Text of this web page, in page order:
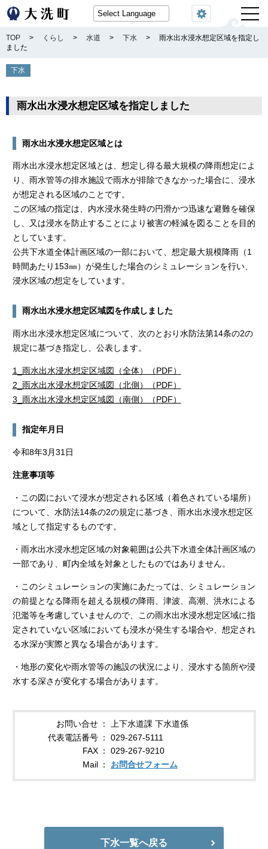
閲覧機能
TOP > くらし > 水道 > 下水 >
雨水出水浸水想定区域を指定し
ました
下水
雨水出水浸水想定区域を指定しました
雨水出水浸水想定区域とは
雨水出水浸水想定区域とは、想定し得る最大規模の降雨想定によ
り、雨水管等の排水施設で雨水が排除できなかった場合に、浸水
が想定される区域のことです。
この区域の指定は、内水浸水発生時の円滑かつ迅速な避難を確保
し、又は浸水を防止することにより被害の軽減を図ることを目的
としています。
公共下水道全体計画区域の一部において、想定最大規模降雨（1
時間あたり153㎜）が発生した場合のシミュレーションを行い、
浸水区域の想定をしています。
雨水出水浸水想定区域図を作成しました
雨水出水浸水想定区域について、次のとおり水防法第14条の2の
規定に基づき指定し、公表します。
1_雨水出水浸水想定区域図（全体）（PDF）
2_雨水出水浸水想定区域図（北側）（PDF）
3_雨水出水浸水想定区域図（南側）（PDF）
指定年月日
令和8年3月31日
注意事項等
・この図において浸水が想定される区域（着色されている場所）
について、水防法14条の2の規定に基づき、雨水出水浸水想定区
域として指定するものです。
・雨水出水浸水想定区域の対象範囲は公共下水道全体計画区域の
一部であり、町内全域を対象としたものではありません。
・このシミュレーションの実施にあたっては、シミュレーション
の前提となる降雨を超える規模の降雨、津波、高潮、洪水による
氾濫等を考慮していませんので、この雨水出水浸水想定区域に指
定されていない区域においても浸水が発生する場合や、想定され
る水深が実際と異なる場合があります。
・地形の変化や雨水管等の施設の状況により、浸水する箇所や浸
水する深さが変化する場合があります。
お問い合せ
上下水道課 下水道係
代表電話番号
029-267-5111
FAX
029-267-9210
Mail
お問合せフォーム
下水一覧へ戻る